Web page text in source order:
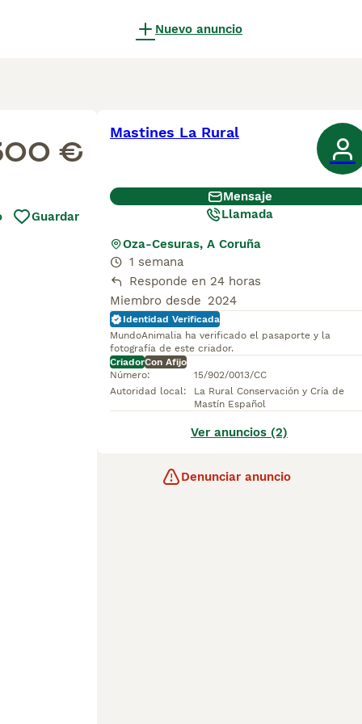
Nuevo anuncio
€
Guardar
Mastines La Rural
Mensaje
Llamada
Oza-Cesuras, A Coruña
1 semana
Responde en 24 horas
Miembro desde 2024
Identidad Verificada
MundoAnimalia ha verificado el pasaporte y la
fotografía de este criador.
CriadorCon Afijo
Número:
15/902/0013/CC
Autoridad local:
La Rural Conservación y Cría de
Mastín Español
Ver anuncios (2)
Denunciar anuncio